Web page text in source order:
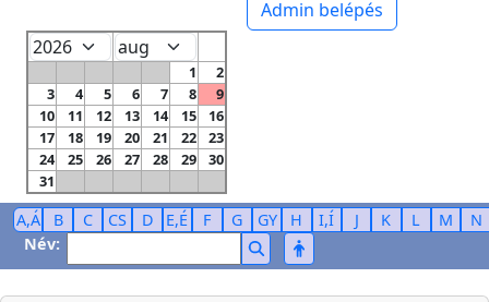
Admin belépés
1
2
3
4 5 6 7 8
9
10
11 12 13 14 15
16
17
18 19 20 21 22
23
24
25 26 27 28 29
30
31
A,Á B C CS D E,É F G GY H I,Í J K L M
N
Név: